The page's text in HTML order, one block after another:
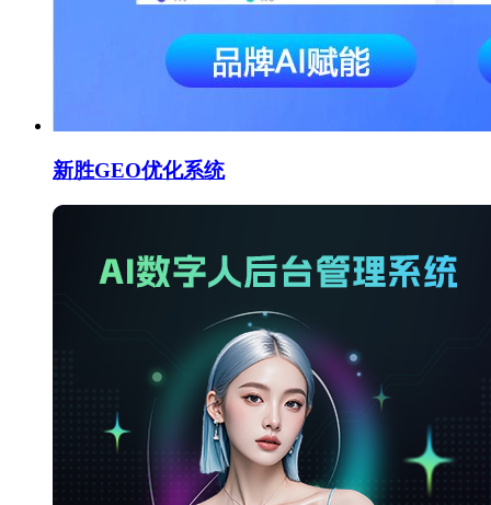
新胜GEO优化系统